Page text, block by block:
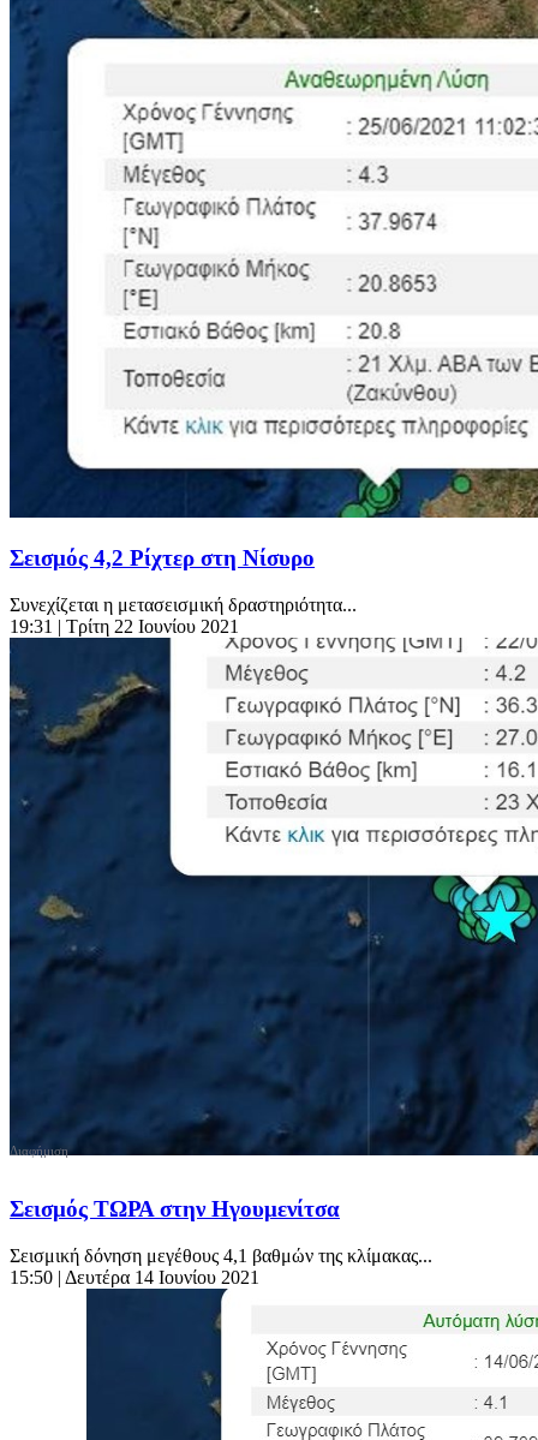
Σεισμός 4,2 Ρίχτερ στη Νίσυρο
Συνεχίζεται η μετασεισμική δραστηριότητα...
19:31 | Τρίτη 22 Ιουνίου 2021
Σεισμός ΤΩΡΑ στην Ηγουμενίτσα
Σεισμική δόνηση μεγέθους 4,1 βαθμών της κλίμακας...
15:50 | Δευτέρα 14 Ιουνίου 2021